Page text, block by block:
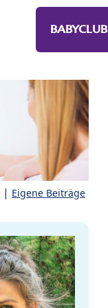
BABYCLUB
| Eigene Beiträge